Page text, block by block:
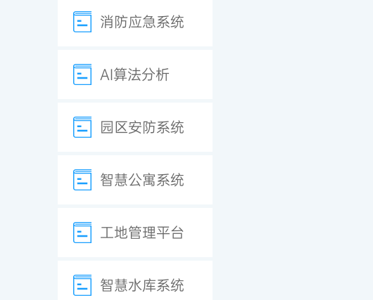
消防应急系统
AI算法分析
园区安防系统
智慧公寓系统
工地管理平台
智慧水库系统